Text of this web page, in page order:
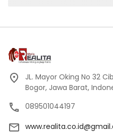
JL. Mayor Oking No 32
Bogor, Jawa Barat,
089501044197